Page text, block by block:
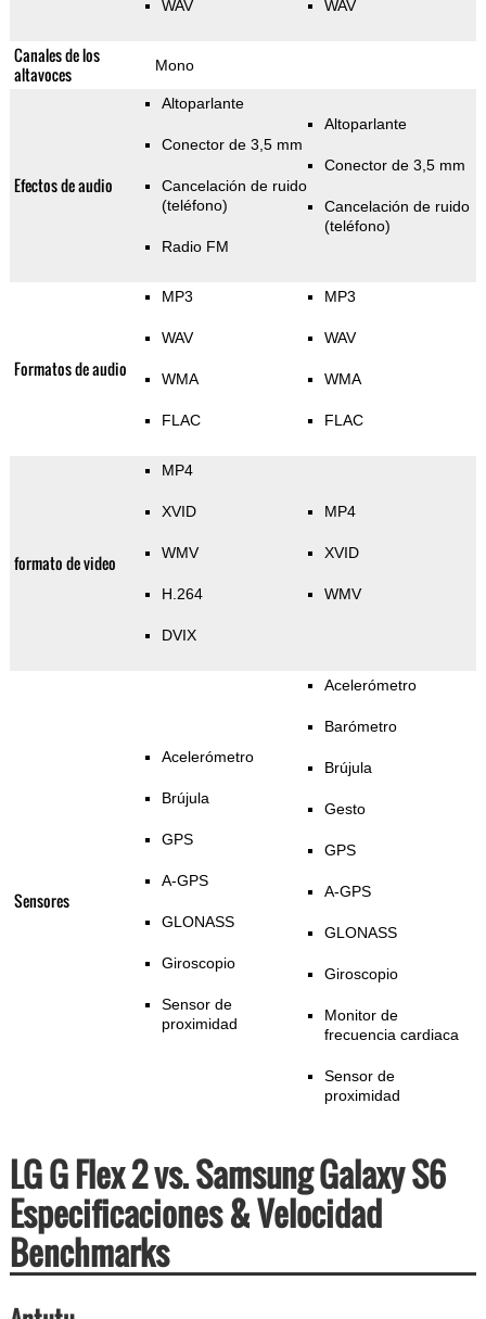
WAV WAV
Canales de los
altavoces
Mono
Efectos de audio
Altoparlante
Conector de 3,5 mm
Cancelación de ruido
(teléfono)
Radio FM
Altoparlante
Conector de 3,5 mm
Cancelación de ruido
(teléfono)
Formatos de audio
MP3
WAV
WMA
FLAC
MP3
WAV
WMA
FLAC
formato de video
MP4
XVID
WMV
H.264
DVIX
MP4
XVID
WMV
Sensores
Acelerómetro
Brújula
GPS
A-GPS
GLONASS
Giroscopio
Sensor de
proximidad
Acelerómetro
Barómetro
Brújula
Gesto
GPS
A-GPS
GLONASS
Giroscopio
Monitor de
frecuencia cardiaca
Sensor de
proximidad
LG G Flex 2 vs. Samsung Galaxy S6
Especificaciones & Velocidad
Benchmarks